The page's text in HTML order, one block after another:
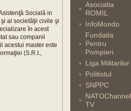
Socială in
al societăţii civile şi
în acest
sau companii
acestui master este
(S.R.I.,
Asociatia
ROMIL
InfoMondo
Fundatia
Pentru
Pompieri
Liga Militarilor
Politistul
SNPPC
NATOChannel
TV